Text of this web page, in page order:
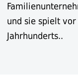
und sie spielt
Jahrhunderts..